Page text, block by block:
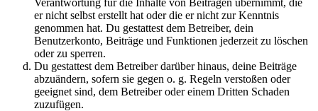
er nicht selbst erstellt hat oder die er nicht zur Kenntnis
genommen hat. Du gestattest dem Betreiber, dein
Benutzerkonto, Beiträge und Funktionen jederzeit zu löschen
oder zu sperren.
Du gestattest dem Betreiber darüber hinaus, deine Beiträge
abzuändern, sofern sie gegen o. g. Regeln verstoßen oder
geeignet sind, dem Betreiber oder einem Dritten Schaden
zuzufügen.